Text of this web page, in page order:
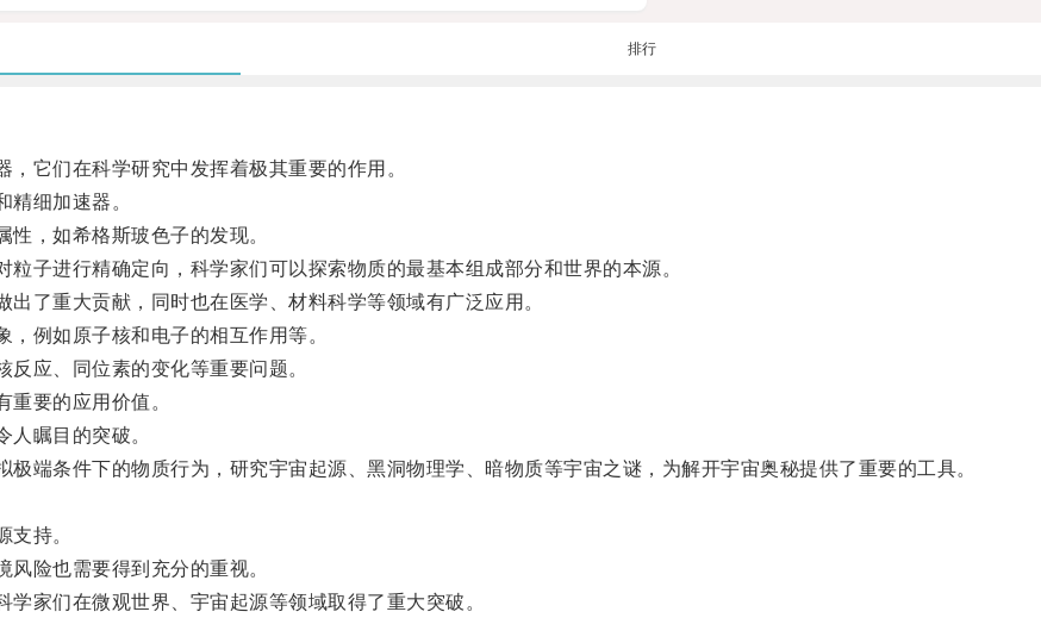
排行
它们在科学研究中发挥着极其重要的作用。
细加速器。
，如希格斯玻色子的发现。
进行精确定向，科学家们可以探索物质的最基本组成部分和世界的本源。
重大贡献，同时也在医学、材料科学等领域有广泛应用。
例如原子核和电子的相互作用等。
应、同位素的变化等重要问题。
要的应用价值。
瞩目的突破。
条件下的物质行为，研究宇宙起源、黑洞物理学、暗物质等宇宙之谜，为解开宇宙奥秘提供了重要的工具。
持。
险也需要得到充分的重视。
家们在微观世界、宇宙起源等领域取得了重大突破。